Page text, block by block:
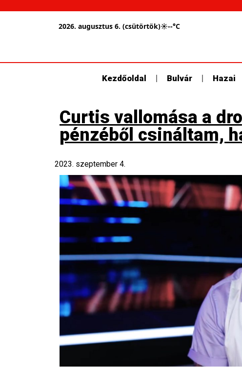
2026. augusztus 6. (csütörtök)☀--°C
Kezdőoldal Bulvár Hazai
Curtis vallomása a
pénzéből csináltam,
2023. szeptember 4.